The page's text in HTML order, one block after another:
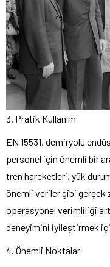
3. Pratik Kullanım
EN 15531, demiryolu
personel için önemli bir
tren hareketleri, yük
önemli veriler gibi gerçek
operasyonel verimliliği
deneyimini iyileştirmek
4. Önemli Noktalar